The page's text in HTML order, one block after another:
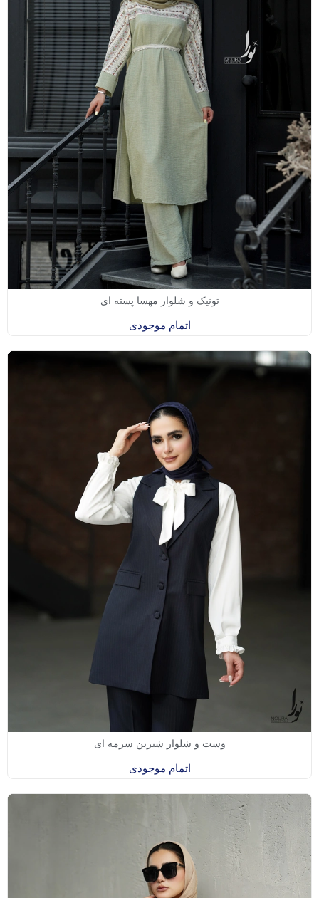
تونیک و شلوار مهسا پسته ای
اتمام موجودی
وست و شلوار شیرین سرمه ای
اتمام موجودی